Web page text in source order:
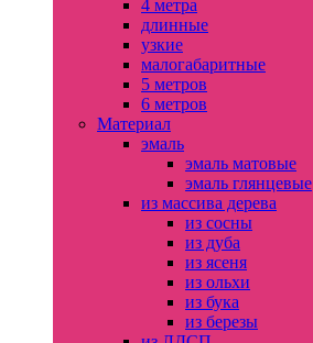
4 метра
длинные
узкие
малогабаритные
5 метров
6 метров
Материал
эмаль
эмаль матовые
эмаль глянцевые
из массива дерева
из сосны
из дуба
из ясеня
из ольхи
из бука
из березы